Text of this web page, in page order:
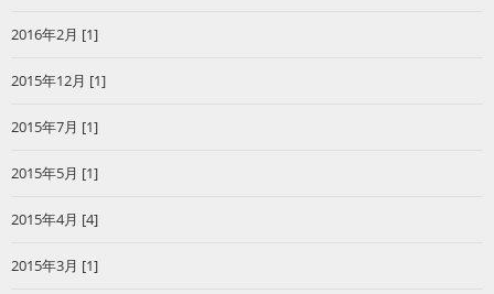
2016年2月 [1]
2015年12月 [1]
2015年7月 [1]
2015年5月 [1]
2015年4月 [4]
2015年3月 [1]